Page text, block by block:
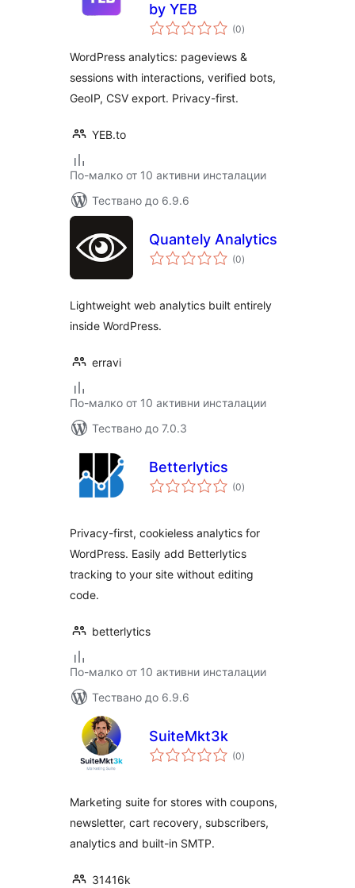
by YEB
(0общо
оценки
)
WordPress analytics: pageviews &
sessions with interactions, verified bots,
GeoIP, CSV export. Privacy-first.
YEB.to
По-малко от 10 активни инсталации
Тествано до 6.9.6
Quantely Analytics
(0общо
оценки
)
Lightweight web analytics built entirely
inside WordPress.
erravi
По-малко от 10 активни инсталации
Тествано до 7.0.3
Betterlytics
(0общо
оценки
)
Privacy-first, cookieless analytics for
WordPress. Easily add Betterlytics
tracking to your site without editing
code.
betterlytics
По-малко от 10 активни инсталации
Тествано до 6.9.6
SuiteMkt3k
(0общо
оценки
)
Marketing suite for stores with coupons,
newsletter, cart recovery, subscribers,
analytics and built-in SMTP.
31416k